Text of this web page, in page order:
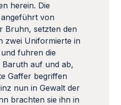
herein. Die
von
Bruhn, setzten den
zwei Uniformierte in
fuhren die
auf und ab,
Gaffer begriffen
nun in Gewalt der
brachten sie ihn in